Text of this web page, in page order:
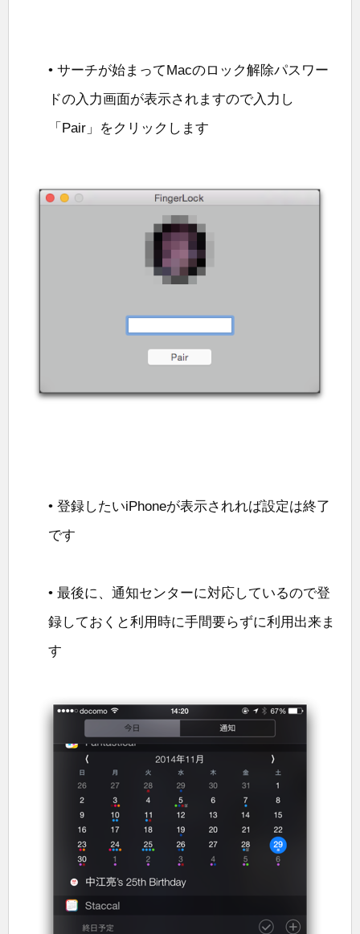
• サーチが始まってMacのロック解除パスワー
ドの入力画面が表示されますので入力し
「Pair」をクリックします
• 登録したいiPhoneが表示されれば設定は終了
です
• 最後に、通知センターに対応しているので登
録しておくと利用時に手間要らずに利用出来ま
す